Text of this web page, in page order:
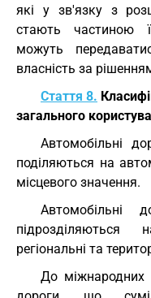
які у зв'язку з
стають частиною
можуть
власність за
Стаття 8.
загального
Автомобільні
поділяються на
місцевого значення.
Автомобільні
підрозділяються
регіональні та
До міжнародних